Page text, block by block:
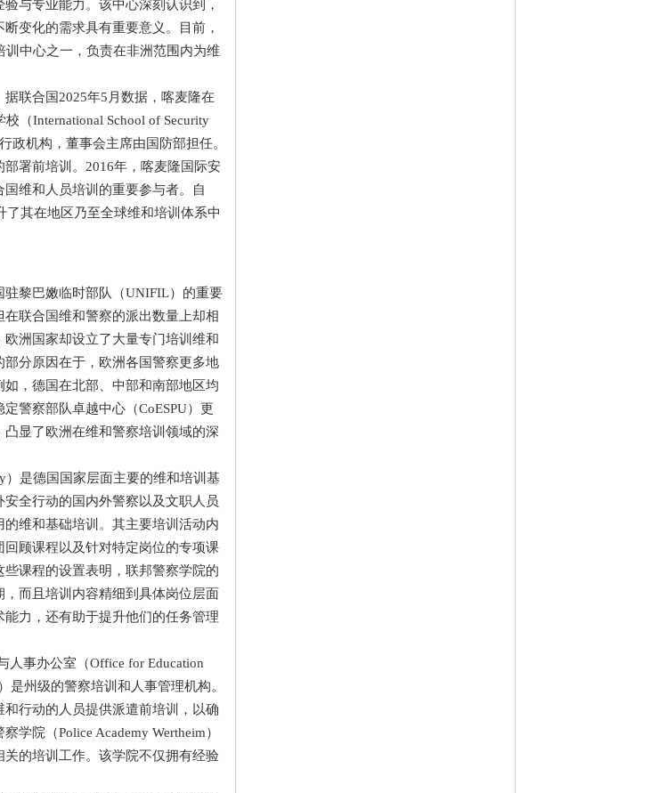
与专业能力。该中心深刻认识到，
变化的需求具有重要意义。目前，
训中心之一，负责在非洲范围内为维
联合国2025年5月数据，喀麦隆在
（International School of Security
政机构，董事会主席由国防部担任。
署前培训。2016年，喀麦隆国际安
维和人员培训的重要参与者。自
其在地区乃至全球维和培训体系中
黎巴嫩临时部队（UNIFIL）的重要
联合国维和警察的派出数量上却相
洲国家却设立了大量专门培训维和
分原因在于，欧洲各国警察更多地
，德国在北部、中部和南部地区均
警察部队卓越中心（CoESPU）更
显了欧洲在维和警察培训领域的深
是德国国家层面主要的维和培训基
全行动的国内外警察以及文职人员
维和基础培训。其主要培训活动内
顾课程以及针对特定岗位的专项课
课程的设置表明，联邦警察学院的
而且培训内容精细到具体岗位层面
力，还有助于提升他们的任务管理
事办公室（Office for Education
是州级的警察培训和人事管理机构。
行动的人员提供派遣前培训，以确
学院（Police Academy Wertheim）
的培训工作。该学院不仅拥有经验